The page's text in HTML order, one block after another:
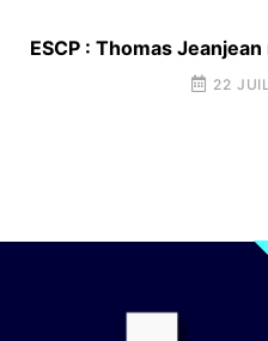
ESCP : Thomas
22